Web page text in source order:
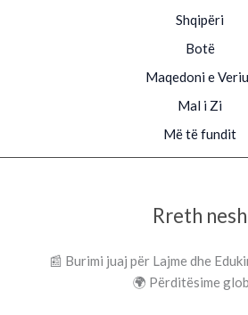
Shqipëri
Botë
Maqedoni e
Mal i Zi
Më të fundit
Rreth nesh
📰 Burimi juaj për Lajme dhe
🌍 Përditësime